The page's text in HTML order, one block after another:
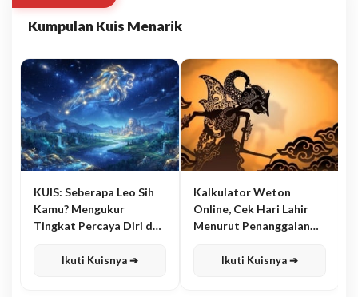
Kumpulan Kuis Menarik
KUIS: Seberapa Leo Sih
Kamu? Mengukur
Tingkat Percaya Diri dan
Ikuti Kuisnya ➔
Kalkulator Weton
Online, Cek Hari Lahir
Menurut Penanggalan
Ikuti Kuisnya ➔